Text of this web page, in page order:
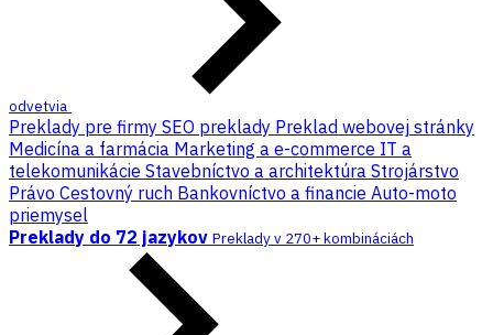
odvetvia
Preklady pre firmy SEO preklady Preklad webovej stránky
Medicína a farmácia Marketing a e-commerce IT a
telekomunikácie Stavebníctvo a architektúra Strojárstvo
Právo Cestovný ruch Bankovníctvo a financie Auto-moto
priemysel
Preklady do 72 jazykov Preklady v 270+ kombináciách